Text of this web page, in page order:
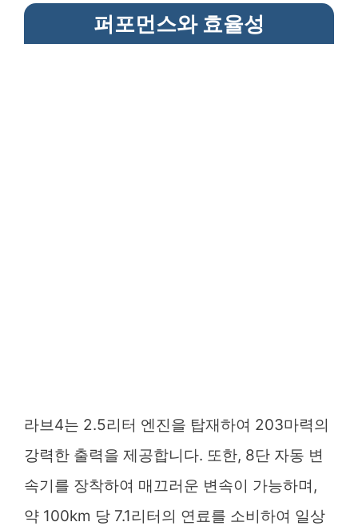
퍼포먼스와 효율성
라브4는 2.5리터 엔진을 탑재하여 203마력의
강력한 출력을 제공합니다. 또한, 8단 자동 변
속기를 장착하여 매끄러운 변속이 가능하며,
약 100km 당 7.1리터의 연료를 소비하여 일상